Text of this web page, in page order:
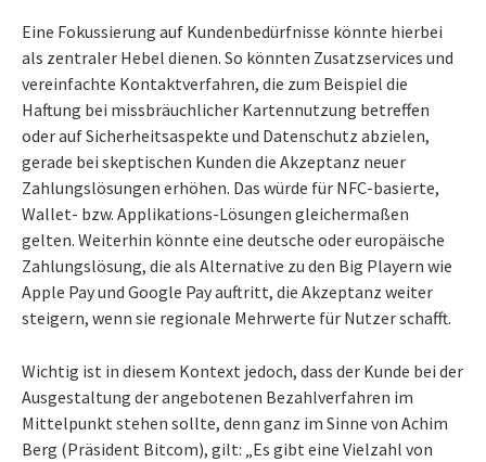
Eine Fokussierung auf Kundenbedürfnisse könnte hierbei
als zentraler Hebel dienen. So könnten Zusatzservices und
vereinfachte Kontaktverfahren, die zum Beispiel die
Haftung bei missbräuchlicher Kartennutzung betreffen
oder auf Sicherheitsaspekte und Datenschutz abzielen,
gerade bei skeptischen Kunden die Akzeptanz neuer
Zahlungslösungen erhöhen. Das würde für NFC-basierte,
Wallet- bzw. Applikations-Lösungen gleichermaßen
gelten. Weiterhin könnte eine deutsche oder europäische
Zahlungslösung, die als Alternative zu den Big Playern wie
Apple Pay und Google Pay auftritt, die Akzeptanz weiter
steigern, wenn sie regionale Mehrwerte für Nutzer schafft.
Wichtig ist in diesem Kontext jedoch, dass der Kunde bei der
Ausgestaltung der angebotenen Bezahlverfahren im
Mittelpunkt stehen sollte, denn ganz im Sinne von Achim
Berg (Präsident Bitcom), gilt: „Es gibt eine Vielzahl von